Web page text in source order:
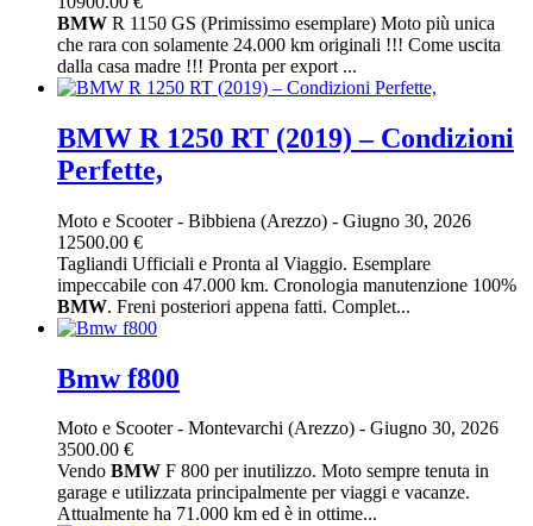
BMW R 1150 GS (Primissimo esemplare) Moto più unica
che rara con solamente 24.000 km originali !!! Come uscita
dalla casa madre !!! Pronta per export ...
BMW R 1250 RT (2019) – Condizioni
Perfette,
Moto e Scooter- Bibbiena (Arezzo) - Giugno 30, 2026
12500.00 €
Tagliandi Ufficiali e Pronta al Viaggio. Esemplare
impeccabile con 47.000 km. Cronologia manutenzione 100%
BMW. Freni posteriori appena fatti. Complet...
Bmw f800
Moto e Scooter- Montevarchi (Arezzo) - Giugno 30, 2026
3500.00 €
Vendo BMW F 800 per inutilizzo. Moto sempre tenuta in
garage e utilizzata principalmente per viaggi e vacanze.
Attualmente ha 71.000 km ed è in ottime...